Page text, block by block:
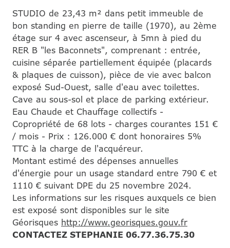
STUDIO de 23,43 m² dans petit immeuble de
bon standing en pierre de taille (1970), au 2ème
étage sur 4 avec ascenseur, à 5mn à pied du
RER B "les Baconnets", comprenant : entrée,
cuisine séparée partiellement équipée (placards
& plaques de cuisson), pièce de vie avec balcon
exposé Sud-Ouest, salle d'eau avec toilettes.
Cave au sous-sol et place de parking extérieur.
Eau Chaude et Chauffage collectifs -
Copropriété de 68 lots - charges courantes 151 €
/ mois - Prix : 126.000 € dont honoraires 5%
TTC à la charge de l'acquéreur.
Montant estimé des dépenses annuelles
d'énergie pour un usage standard entre 790 € et
1110 € suivant DPE du 25 novembre 2024.
Les informations sur les risques auxquels ce bien
est exposé sont disponibles sur le site
Géorisques http://www.georisques.gouv.fr
CONTACTEZ STEPHANIE 06.77.36.75.30